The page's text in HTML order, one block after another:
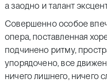
а заодно и талант
Совершенно особое
опера, поставленная
подчинено ритму,
упорядочено, все
ничего лишнего, ничего